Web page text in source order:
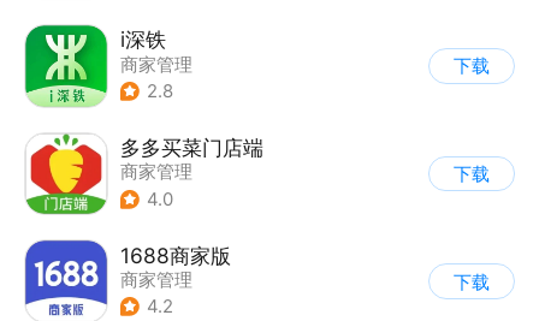
i深铁
商家管理
2.8
下载
多多买菜门店端
商家管理
4.0
下载
1688商家版
商家管理
4.2
下载